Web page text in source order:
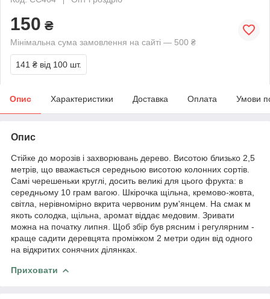
150 ₴
Мінімальна сума замовлення на сайті — 500 ₴
141 ₴ від 100 шт.
Опис Характеристики Доставка Оплата Умови
Опис
Стійке до морозів і захворювань дерево. Висотою близько 2,5
метрів, що вважається середньою висотою колонних сортів.
Самі черешеньки круглі, досить великі для цього фрукта: в
середньому 10 грам вагою. Шкірочка щільна, кремово-жовта,
світла, нерівномірно вкрита червоним рум'янцем. На смак м
якоть солодка, щільна, аромат віддає медовим. Зривати
можна на початку липня. Щоб збір був рясним і регулярним -
краще садити деревцята проміжком 2 метри один від одного
на відкритих сонячних ділянках.
Приховати